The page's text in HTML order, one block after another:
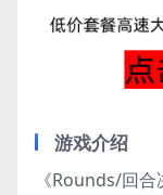
游戏介绍
《Rounds/回